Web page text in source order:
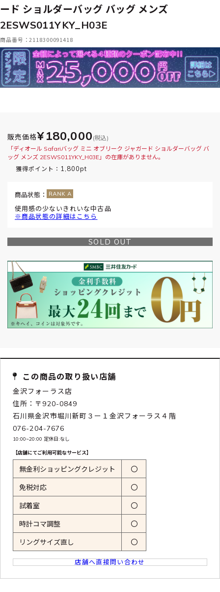
ード ショルダーバッグ バッグ メンズ
2ESWS011YKY_H03E
商品番号：2118300091418
販売価格¥180,000 (税込)
「ディオール Safariバッグ ミニ オブリーク ジャガード ショルダーバッグ バ
ッグ メンズ 2ESWS011YKY_H03E」の在庫がありません。
獲得ポイント： 1,800pt
商品状態：
使用感の少ないきれいな中古品
※商品状態の詳細はこちら
SOLD OUT
この商品の取り扱い店舗
金沢フォーラス店
住所：〒920-0849
石川県金沢市堀川新町３ー１金沢フォーラス４階
076-204-7676
10:00~20:00 定休日:なし
【店舗にてご利用可能なサービス】
無金利ショッピングクレジット 〇
免税対応 〇
試着室 〇
時計コマ調整 〇
リングサイズ直し 〇
店舗へ直接問い合わせ